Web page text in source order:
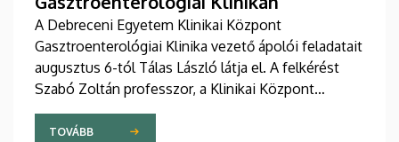
A Debreceni Egyetem Klinikai Központ
Gasztroenterológiai Klinika vezető ápolói feladatait
augusztus 6-tól Tálas László látja el. A felkérést
Szabó Zoltán professzor, a Klinikai Központ
elnöke, valamint Szőllősi Anna ápolási és
szakdolgozói igazgató adta át pénteken
TOVÁBB